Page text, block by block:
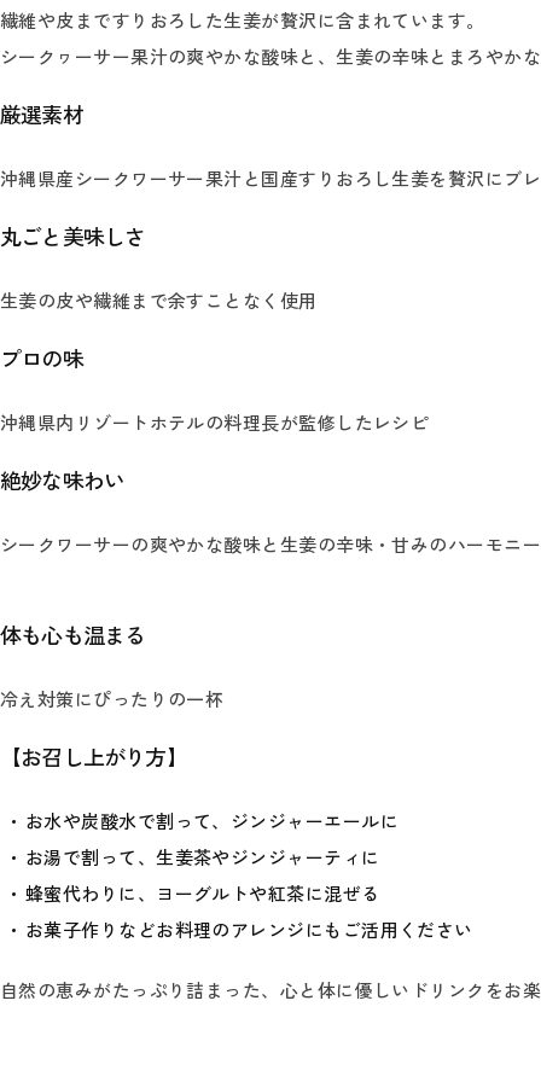
繊維や皮まですりおろした生姜が贅沢に含まれています。
シークヮーサー果汁の爽やかな酸味と、生姜の辛味とまろやかな
厳選素材
沖縄県産シークワーサー果汁と国産すりおろし生姜を贅沢にブ
丸ごと美味しさ
生姜の皮や繊維まで余すことなく使用
プロの味
沖縄県内リゾートホテルの料理長が監修したレシピ
絶妙な味わい
シークワーサーの爽やかな酸味と生姜の辛味・甘みのハーモニー
体も心も温まる
冷え対策にぴったりの一杯
【お召し上がり方】
お水や炭酸水で割って、ジンジャーエールに
お湯で割って、生姜茶やジンジャーティに
蜂蜜代わりに、ヨーグルトや紅茶に混ぜる
お菓子作りなどお料理のアレンジにもご活用ください
自然の恵みがたっぷり詰まった、心と体に優しいドリンクをお楽